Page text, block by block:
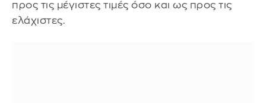
προς τις μέγιστες τιμές όσο και ως προς τις
ελάχιστες.